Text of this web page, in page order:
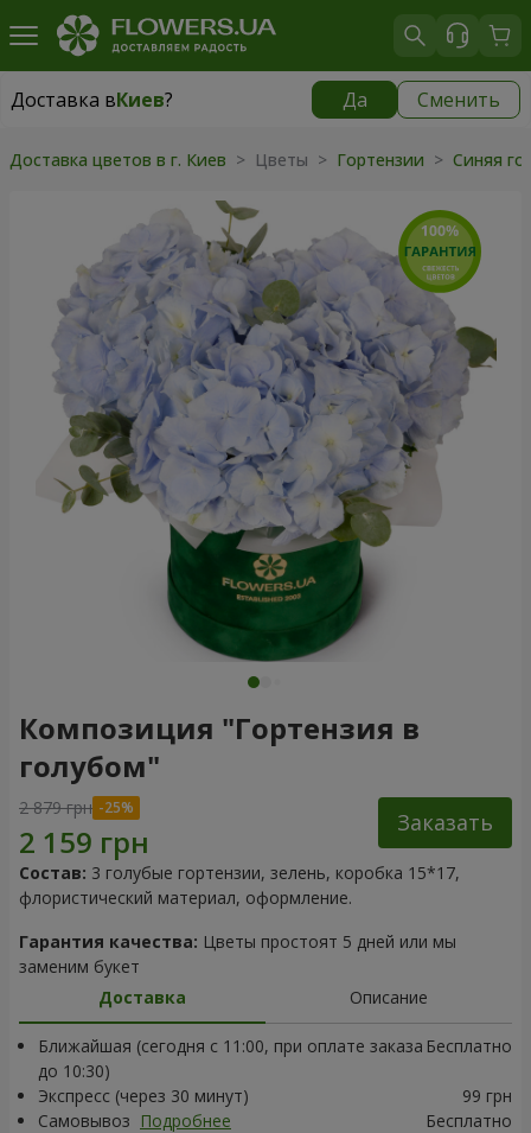
Доставка вКиев? Да Сменить
Доставка вКиев
Доставка цветов в г. Киев > Цветы > Гортензии > Синяя
Композиция "Гортензия в
голубом"
2 879 грн
Заказать
Состав: 3 голубые гортензии, зелень, коробка 15*17,
флористический материал, оформление.
Гарантия качества: Цветы простоят 5 дней или мы
заменим букет
Доставка
Описание
Ближайшая (сегодня с 11:00, при оплате заказа
до 10:30)
Бесплатно
Экспресс (через 30 минут)
99 грн
Самовывоз Подробнее Бесплатно